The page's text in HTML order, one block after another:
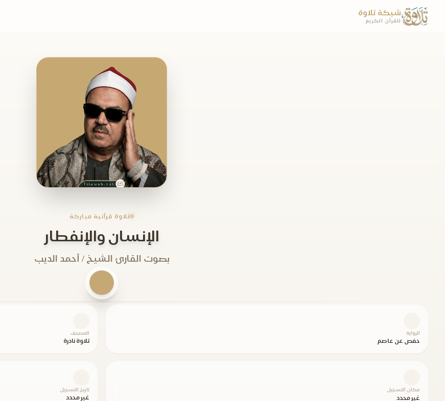
شبكة تلاوة
للقرآن الكريم
تلاوة قرآنية مباركة
الإنسان والإنفطار
بصوت القارئ الشيخ / أحمد الديب
الرواية
حفص عن عاصم
المصحف
تلاوة نادرة
مكان التسجيل
غير محدد
تاريخ التسجيل
غير محدد